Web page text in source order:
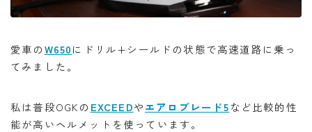
愛車のW650にドリル+シールドの状態で高速道路に乗っ
てみました。
私は普段OGKの EXCEEDやエアロブレード5など比較的性
能が高いヘルメットを使っています。